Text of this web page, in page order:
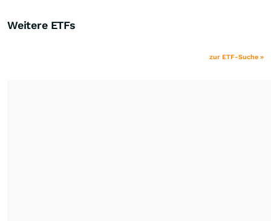
Weitere ETFs
zur ETF-Suche »